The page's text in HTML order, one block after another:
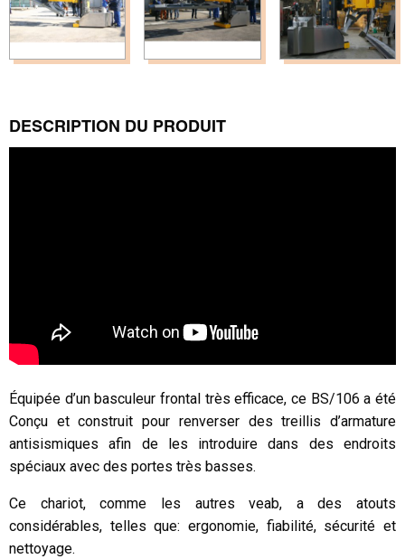
DESCRIPTION DU PRODUIT
Équipée d’un basculeur frontal très efficace, ce BS/106 a été
Conçu et construit pour renverser des treillis d’armature
antisismiques afin de les introduire dans des endroits
spéciaux avec des portes très basses.
Ce chariot, comme les autres veab, a des atouts
considérables, telles que: ergonomie, fiabilité, sécurité et
nettoyage.